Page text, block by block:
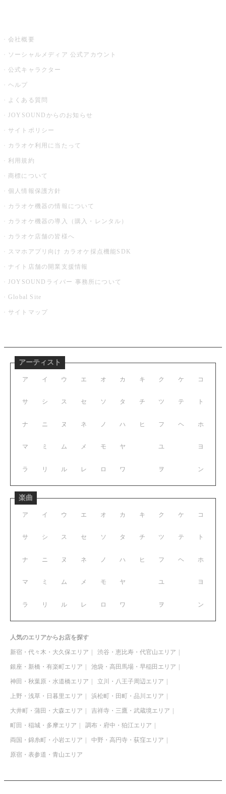
会社概要
ソーシャルメディア 公式アカウント
公式キャラクター
ヘルプ
よくある質問
JOYSOUNDからのお知らせ
サイトポリシー
カラオケ利用に当たって
利用規約
商標について
個人情報保護方針
カラオケ機器の情報について
カラオケ機器の導入（購入・レンタル）
カラオケ店舗の皆様へ
スマホアプリ向け カラオケ採点機能SDK
ナイト店舗の開業支援情報
JOYSOUNDライバー 事務所について
Global Site
サイトマップ
アーティスト
ア イ ウ エ オ
サ シ ス セ ソ
ナ ニ ヌ ネ ノ
マ ミ ム メ モ
ラ リ ル レ ロ
カ キ ク ケ コ
タ チ ツ テ ト
ハ ヒ フ ヘ ホ
ヤ ユ ヨ
ワ ヲ ン
楽曲
ア イ ウ エ オ
サ シ ス セ ソ
ナ ニ ヌ ネ ノ
マ ミ ム メ モ
ラ リ ル レ ロ
カ キ ク ケ コ
タ チ ツ テ ト
ハ ヒ フ ヘ ホ
ヤ ユ ヨ
ワ ヲ ン
人気のエリアからお店を探す
新宿・代々木・大久保エリア 渋谷・恵比寿・代官山エリア
銀座・新橋・有楽町エリア 池袋・高田馬場・早稲田エリア
神田・秋葉原・水道橋エリア 立川・八王子周辺エリア
上野・浅草・日暮里エリア 浜松町・田町・品川エリア
大井町・蒲田・大森エリア 吉祥寺・三鷹・武蔵境エリア
町田・稲城・多摩エリア 調布・府中・狛江エリア
両国・錦糸町・小岩エリア 中野・高円寺・荻窪エリア
原宿・表参道・青山エリア